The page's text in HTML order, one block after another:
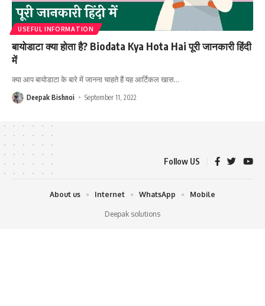
USEFUL INFORMATION
बायोडाटा क्या होता है? Biodata Kya Hota Hai पूरी जानकारी हिंदी
में
क्या आप बायोडाटा के बारे में जानना चाहते हैं यह आर्टिकल खास…
Deepak Bishnoi September 11, 2022
Follow US
Deepak solutions
About us Internet WhatsApp Mobile